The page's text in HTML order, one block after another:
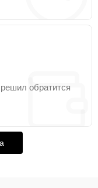
обратится